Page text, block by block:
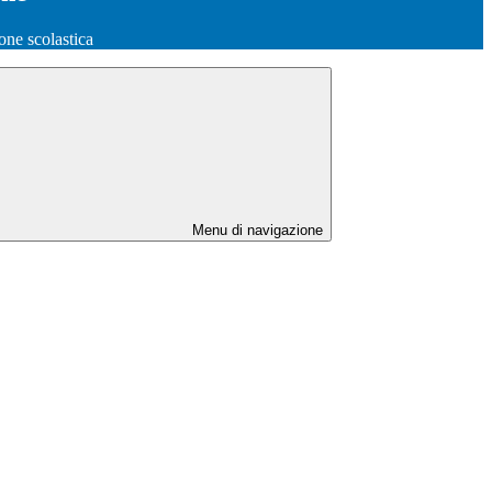
scolastica
Menu di navigazione